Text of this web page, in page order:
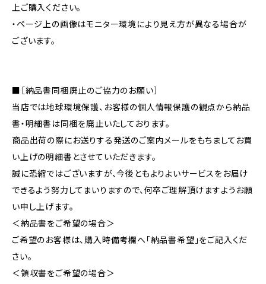
上ご購入ください。
・ページ上の画像はモニター環境により見え方が異なる場合が
ございます。
■［納品書同梱廃止のご協力のお願い］
当店では地球環境保護、お客様の個人情報保護の観点から納品
書・明細書は同梱を廃止いたしております。
商品出荷の際にお送りする発送のご案内メールをもちましてお買
い上げの明細書とさせていただきます。
誠に恐縮ではございますが、今後ともよりよいサービスをお届け
できるよう努力してまいりますので、何卒ご理解頂けますようお願
い申し上げます。
＜納品書をご希望の場合＞
ご希望のお客様は、購入時備考欄へ「納品書希望」をご記入くだ
さい。
＜領収書をご希望の場合＞